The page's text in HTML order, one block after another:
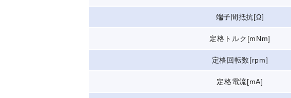
端子間抵抗[Ω]
定格トルク[mNm]
定格回転数[rpm]
定格電流[mA]